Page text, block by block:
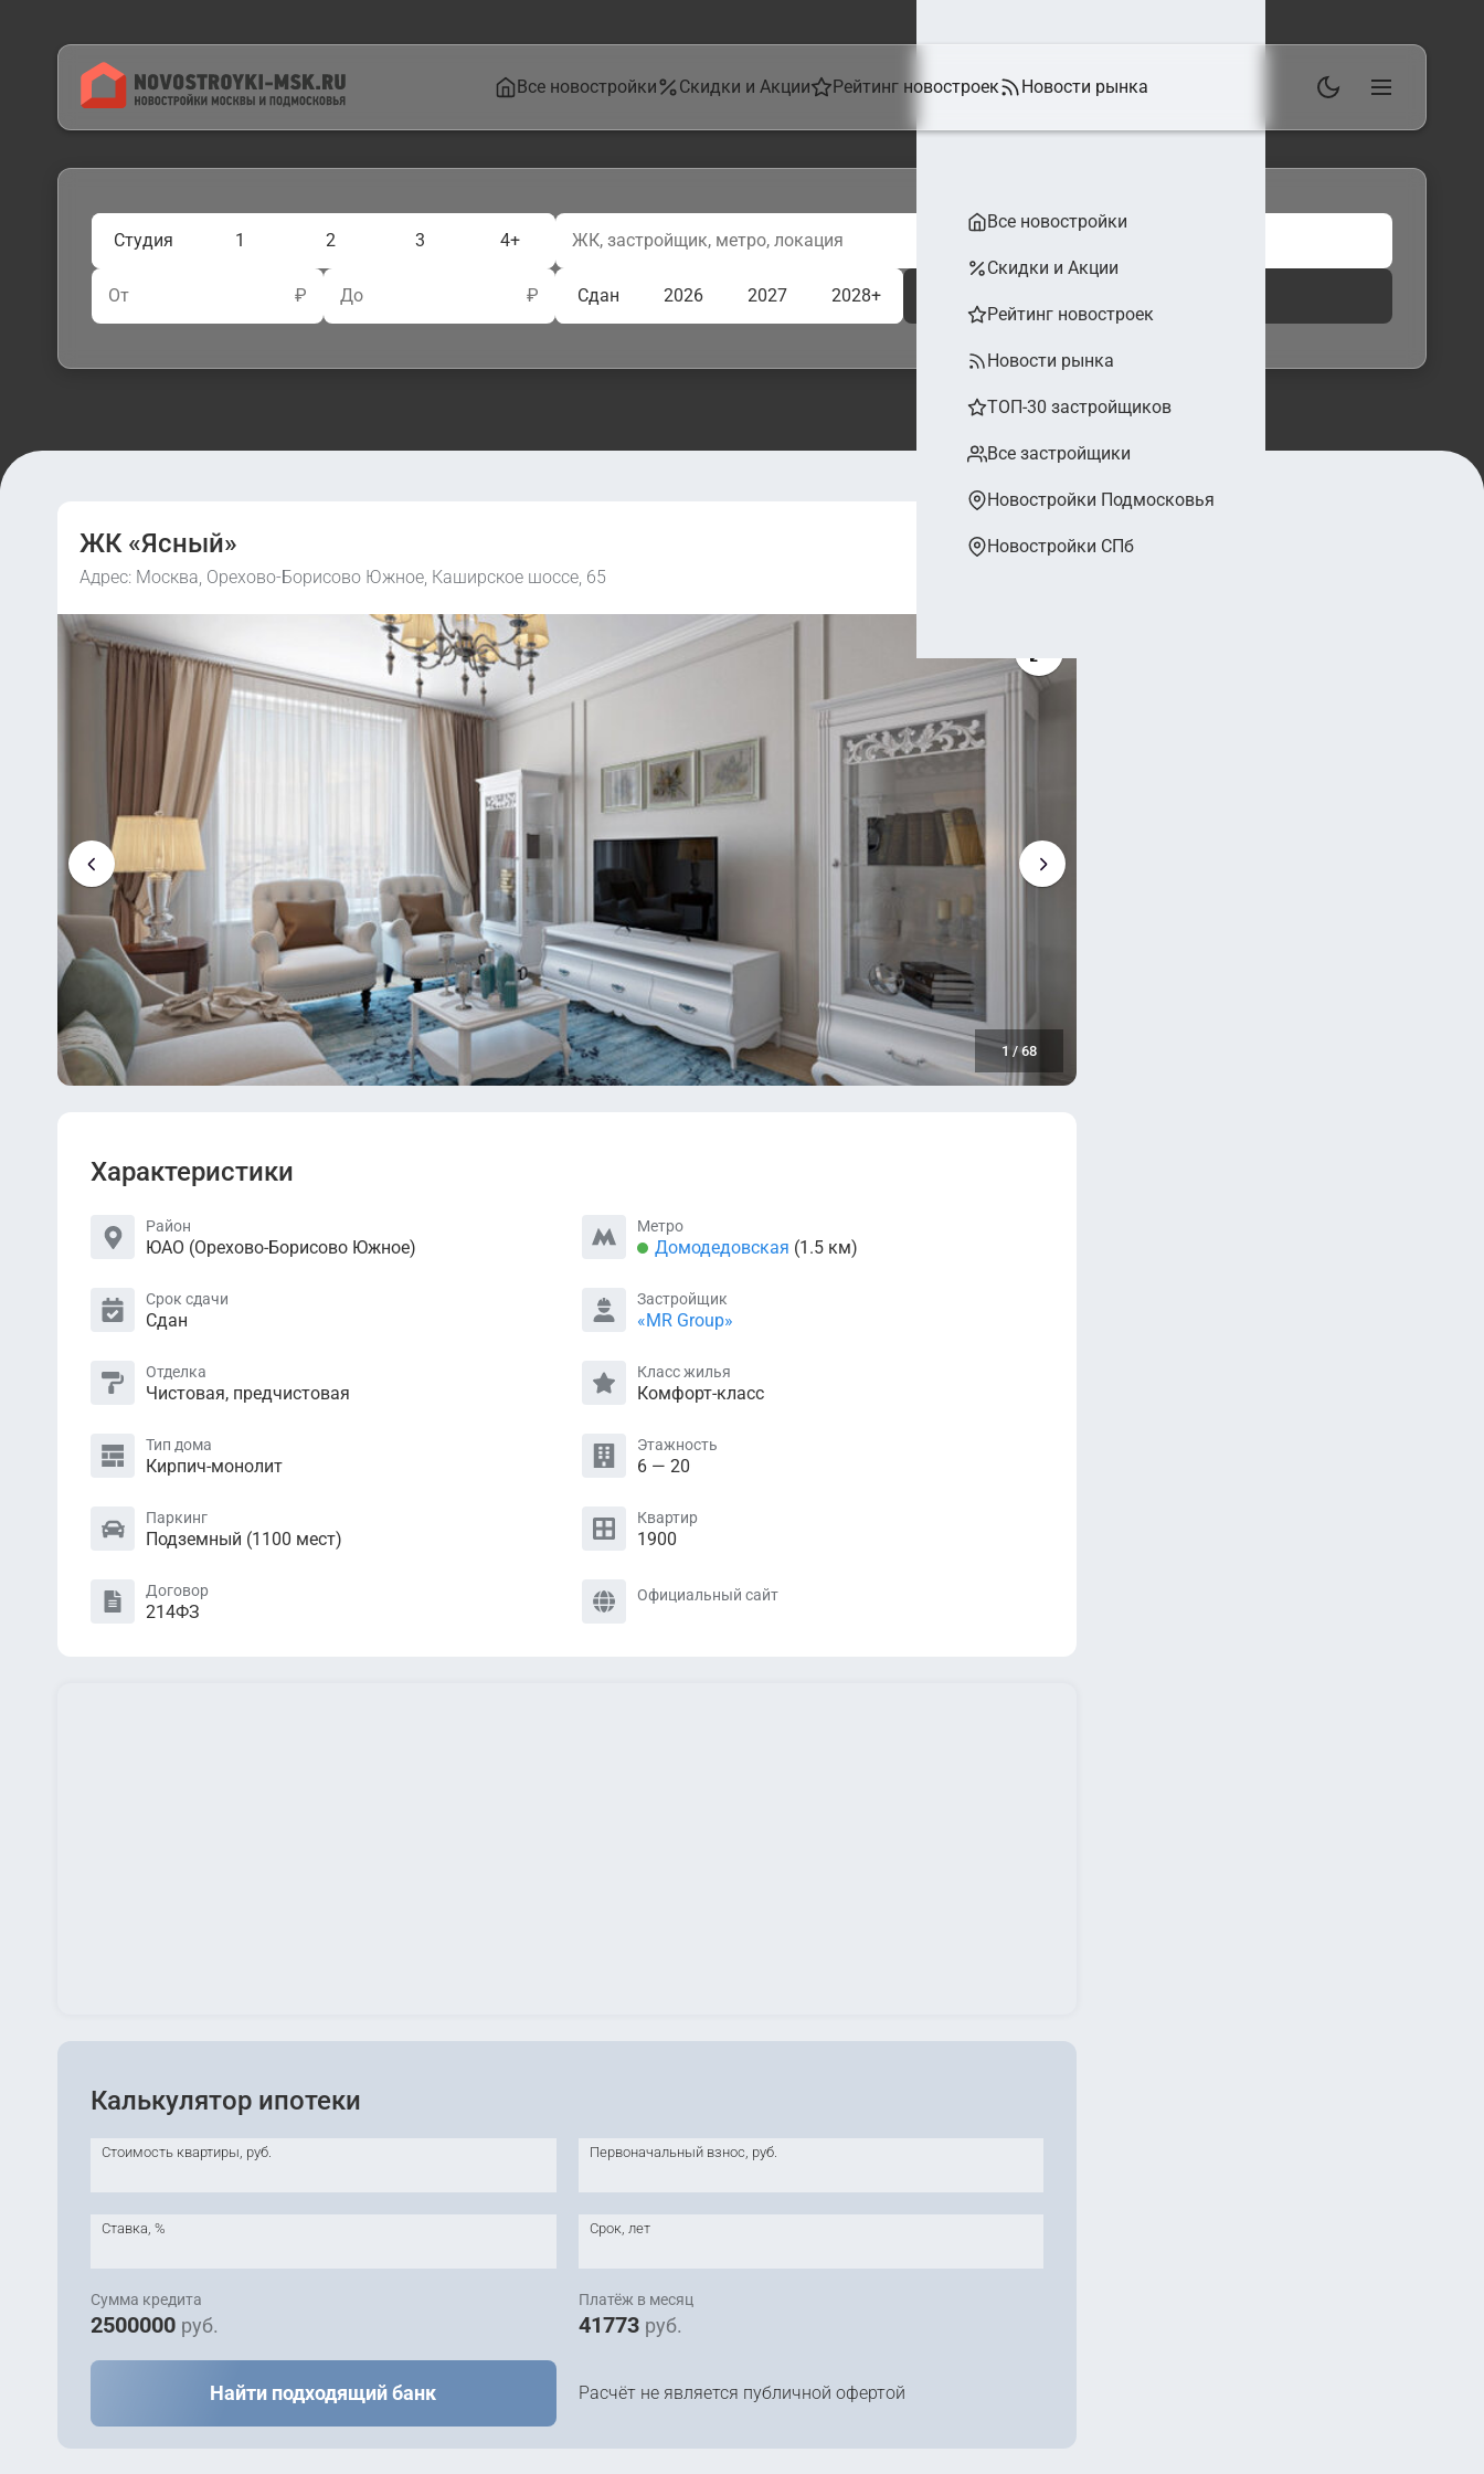
Все новостройки Скидки и Акции Рейтинг новостроек Новости рынка
Все новостройки
Скидки и Акции
Рейтинг новостроек
Новости рынка
ТОП-30 застройщиков
Все застройщики
Новостройки Подмосковья
Новостройки СПб
Студия 1 2 3 4+
От ₽ До ₽ Сдан 2026 2027 2028+
ЖК «Ясный»
Адрес: Москва, Орехово-Борисово Южное, Каширское шоссе, 65
1 /68
Характеристики
Район
ЮАО (Орехово-Борисово Южное)
Метро
Домодедовская (1.5 км)
Срок сдачи
Сдан
Застройщик
«MR Group»
Отделка
Чистовая, предчистовая
Класс жилья
Комфорт-класс
Тип дома
Кирпич-монолит
Этажность
6 — 20
Паркинг
Подземный (1100 мест)
Квартир
1900
Договор
214ФЗ
Официальный сайт
Калькулятор ипотеки
Стоимость квартиры, руб. Первоначальный взнос, руб.
Ставка, % Срок, лет
Сумма кредита
2500000 руб.
Платёж в месяц
41773 руб.
Найти подходящий банк Расчёт не является публичной офертой